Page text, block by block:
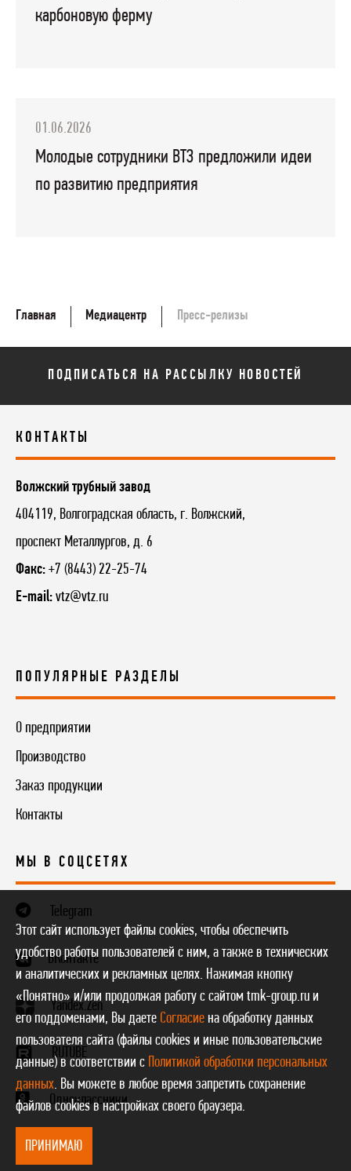
карбоновую ферму
01.06.2026
Молодые сотрудники ВТЗ предложили идеи
по развитию предприятия
Главная Медиацентр Пресс-релизы
ПОДПИСАТЬСЯ НА РАССЫЛКУ НОВОСТЕЙ
КОНТАКТЫ
Волжский трубный завод
404119, Волгоградская область, г. Волжский,
проспект Металлургов, д. 6
Факс: +7 (8443) 22-25-74
E-mail: vtz@vtz.ru
ПОПУЛЯРНЫЕ РАЗДЕЛЫ
О предприятии
Производство
Заказ продукции
Контакты
МЫ В СОЦСЕТЯХ
Telegram
ВКонтакте
Yandex.Zen
RUTUBE
Одноклассники
Этот сайт использует файлы cookies, чтобы обеспечить
удобство работы пользователей с ним, а также в технических
и аналитических и рекламных целях. Нажимая кнопку
«Понятно» и/или продолжая работу с сайтом tmk-group.ru и
его поддоменами, Вы даете Согласие на обработку данных
пользователя сайта (файлы cookies и иные пользовательские
данные) в соответствии с Политикой обработки персональных
данных. Вы можете в любое время запретить сохранение
файлов cookies в настройках своего браузера.
ПРИНИМАЮ